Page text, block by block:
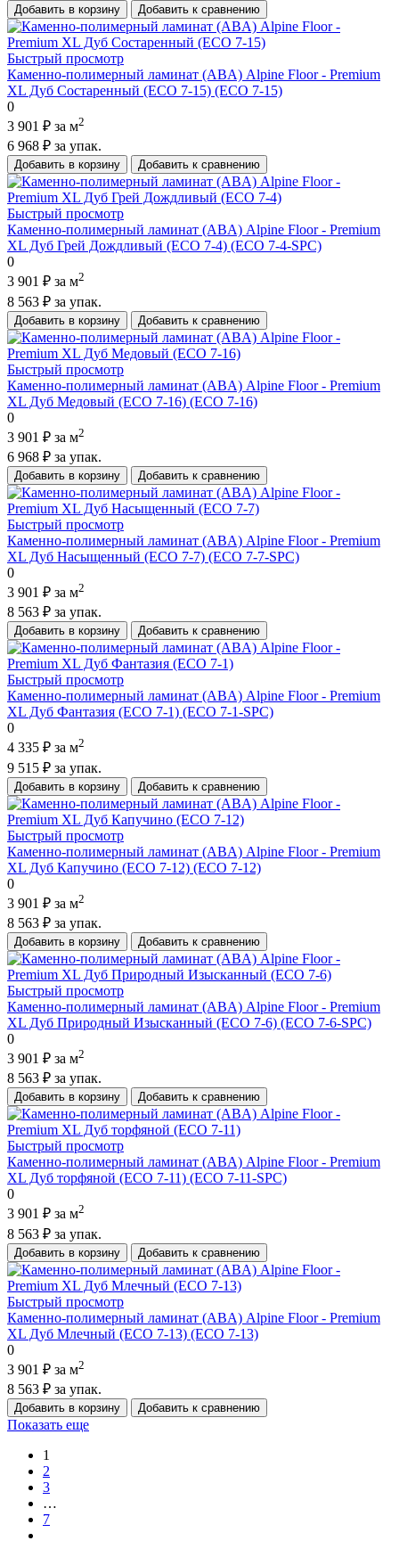
Добавить в корзину Добавить к сравнению
Быстрый просмотр
Каменно-полимерный ламинат (ABA) Alpine Floor - Premium
XL Дуб Состаренный (ECO 7-15) (ECO 7-15)
0
3 901 ₽ за м2
6 968 ₽ за упак.
Добавить в корзину Добавить к сравнению
Быстрый просмотр
Каменно-полимерный ламинат (ABA) Alpine Floor - Premium
XL Дуб Грей Дождливый (ECO 7-4) (ECO 7-4-SPC)
0
3 901 ₽ за м2
8 563 ₽ за упак.
Добавить в корзину Добавить к сравнению
Быстрый просмотр
Каменно-полимерный ламинат (ABA) Alpine Floor - Premium
XL Дуб Медовый (ECO 7-16) (ECO 7-16)
0
3 901 ₽ за м2
6 968 ₽ за упак.
Добавить в корзину Добавить к сравнению
Быстрый просмотр
Каменно-полимерный ламинат (ABA) Alpine Floor - Premium
XL Дуб Насыщенный (ECO 7-7) (ECO 7-7-SPC)
0
3 901 ₽ за м2
8 563 ₽ за упак.
Добавить в корзину Добавить к сравнению
Быстрый просмотр
Каменно-полимерный ламинат (ABA) Alpine Floor - Premium
XL Дуб Фантазия (ECO 7-1) (ECO 7-1-SPC)
0
4 335 ₽ за м2
9 515 ₽ за упак.
Добавить в корзину Добавить к сравнению
Быстрый просмотр
Каменно-полимерный ламинат (ABA) Alpine Floor - Premium
XL Дуб Капучино (ECO 7-12) (ECO 7-12)
0
3 901 ₽ за м2
8 563 ₽ за упак.
Добавить в корзину Добавить к сравнению
Быстрый просмотр
Каменно-полимерный ламинат (ABA) Alpine Floor - Premium
XL Дуб Природный Изысканный (ECO 7-6) (ECO 7-6-SPC)
0
3 901 ₽ за м2
8 563 ₽ за упак.
Добавить в корзину Добавить к сравнению
Быстрый просмотр
Каменно-полимерный ламинат (ABA) Alpine Floor - Premium
XL Дуб торфяной (ECO 7-11) (ECO 7-11-SPC)
0
3 901 ₽ за м2
8 563 ₽ за упак.
Добавить в корзину Добавить к сравнению
Быстрый просмотр
Каменно-полимерный ламинат (ABA) Alpine Floor - Premium
XL Дуб Млечный (ECO 7-13) (ECO 7-13)
0
3 901 ₽ за м2
8 563 ₽ за упак.
Добавить в корзину Добавить к сравнению
Показать еще
1
2
3
…
7